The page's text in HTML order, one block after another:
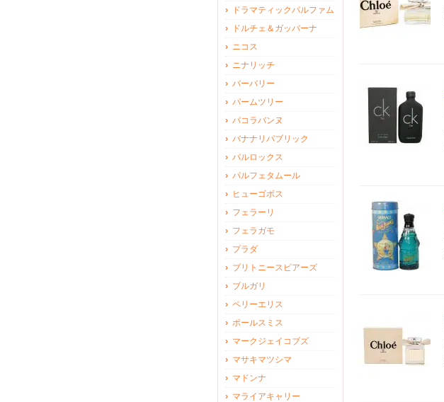
ドラマティックパルファム
ドルチェ＆ガッバーナ
ニコス
ニナリッチ
バーバリー
パームツリー
パコラバンヌ
バナナリパブリック
パルロックス
パルフェタムール
ヒューゴボス
フェラーリ
フェラガモ
プラダ
ブリトニースピアーズ
ブルガリ
ペリーエリス
ポールスミス
マークジェイコブズ
マサキマツシマ
マドンナ
マライアキャリー